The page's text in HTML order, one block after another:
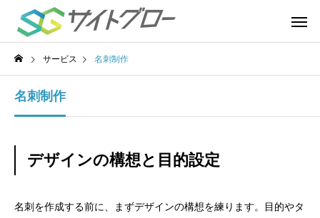
サービス 名刺制作
名刺制作
デザインの構想と目的設定
名刺を作成する前に、まずデザインの構想を練ります。目的やタ